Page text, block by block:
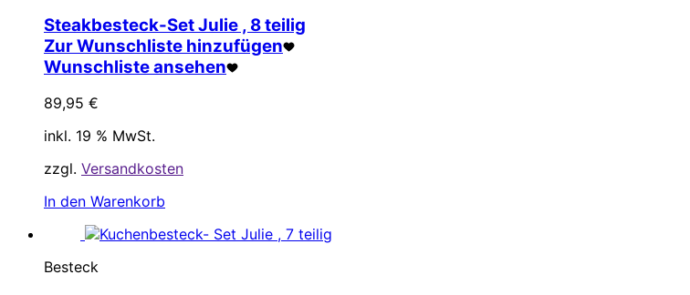
Steakbesteck-Set Julie , 8 teilig
Zur Wunschliste hinzufügen
Wunschliste ansehen
89,95 €
inkl. 19 % MwSt.
zzgl. Versandkosten
In den Warenkorb
Besteck